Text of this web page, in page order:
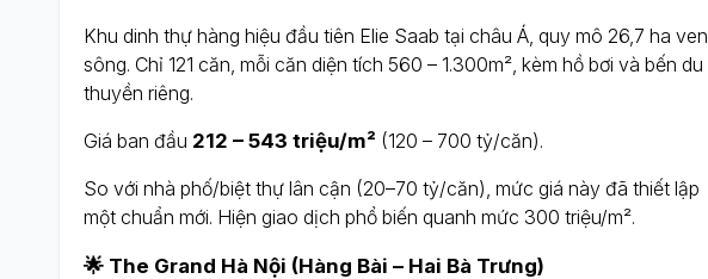
Khu dinh thự hàng hiệu đầu tiên Elie Saab tại châu Á, quy mô 26,7 ha ven
sông. Chỉ 121 căn, mỗi căn diện tích 560 – 1.300m², kèm hồ bơi và bến du
thuyền riêng.
Giá ban đầu 212 – 543 triệu/m² (120 – 700 tỷ/căn).
So với nhà phố/biệt thự lân cận (20–70 tỷ/căn), mức giá này đã thiết lập
một chuẩn mới. Hiện giao dịch phổ biến quanh mức 300 triệu/m².
🌟 The Grand Hà Nội (Hàng Bài – Hai Bà Trưng)